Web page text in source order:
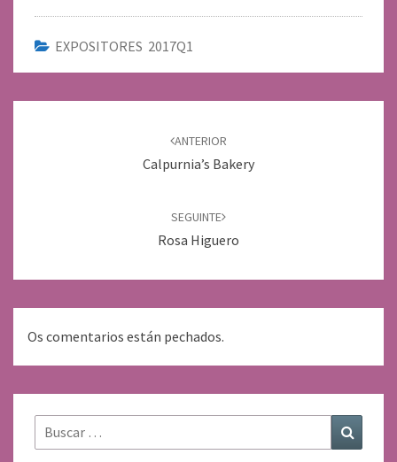
EXPOSITORES 2017Q1
ANTERIOR
Calpurnia’s Bakery
SEGUINTE
Rosa Higuero
Os comentarios están pechados.
Buscar: